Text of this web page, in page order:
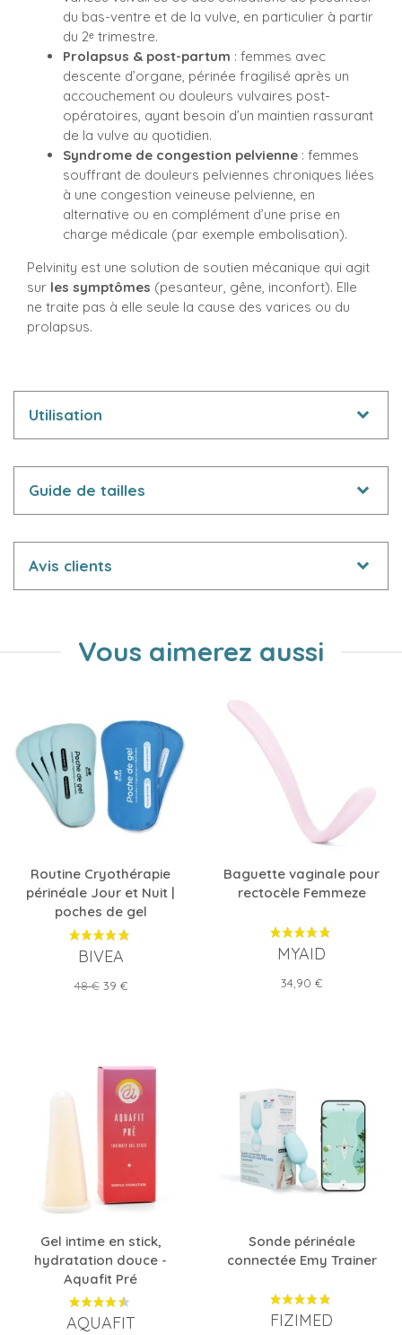
du bas-ventre et de la vulve, en particulier à partir
du 2ᵉ trimestre.
Prolapsus & post-partum : femmes avec
descente d’organe, périnée fragilisé après un
accouchement ou douleurs vulvaires post-
opératoires, ayant besoin d’un maintien rassurant
de la vulve au quotidien.
Syndrome de congestion pelvienne : femmes
souffrant de douleurs pelviennes chroniques liées
à une congestion veineuse pelvienne, en
alternative ou en complément d’une prise en
charge médicale (par exemple embolisation).
Pelvinity est une solution de soutien mécanique qui agit
sur les symptômes (pesanteur, gêne, inconfort). Elle
ne traite pas à elle seule la cause des varices ou du
prolapsus.
Utilisation
Guide de tailles
Avis clients
Vous aimerez aussi
Routine Cryothérapie
périnéale Jour et Nuit |
poches de gel
BIVEA
Prix
48 € Prix
39 €
Baguette vaginale pour
rectocèle Femmeze
MYAID
Prix
34,90 €
Gel intime en stick,
hydratation douce -
Aquafit Pré
AQUAFIT
Sonde périnéale
connectée Emy Trainer
FIZIMED